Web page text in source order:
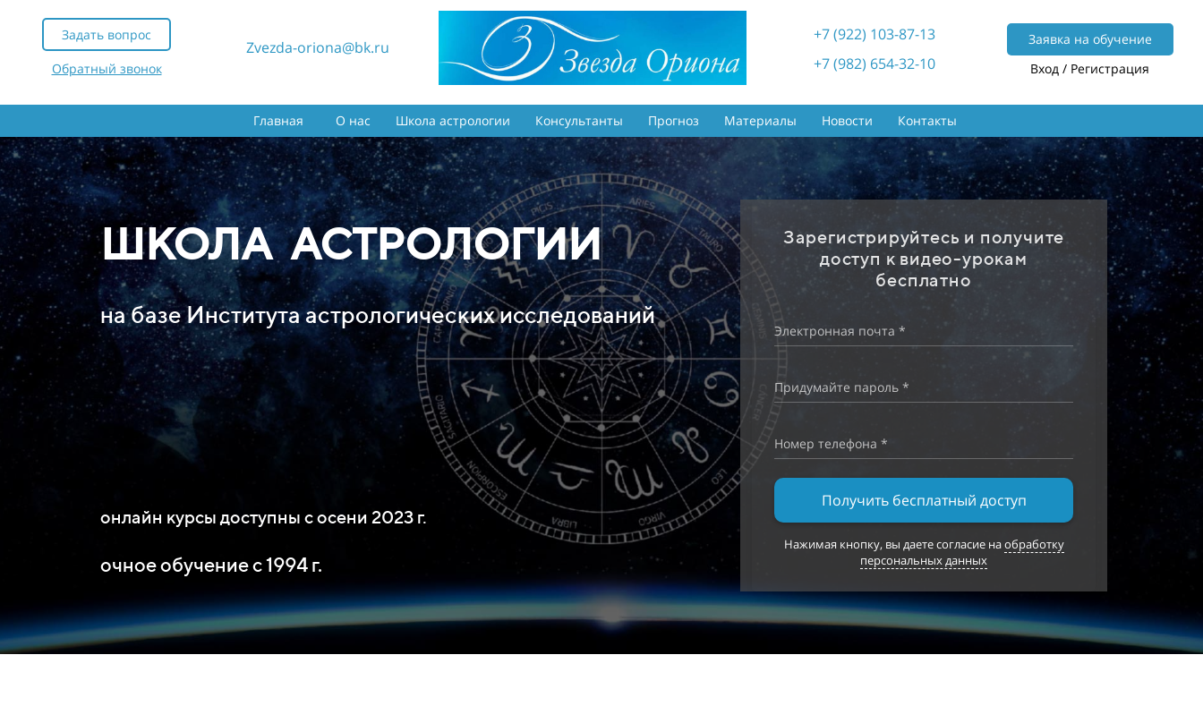
Задать вопрос
Обратный звонок
Zvezda-oriona@bk.ru
+7 (922) 103-87-13
+7 (982) 654-32-10
Заявка на обучение
Вход / Регистрация
Главная О нас Школа астрологии Консультанты Прогноз Материалы Новости Контакты
ШКОЛА АСТРОЛОГИИ
на базе Института астрологических исследований
онлайн курсы доступны с осени 2023 г.
очное обучение с 1994 г.
Зарегистрируйтесь и получите
доступ к видео-урокам
бесплатно
Электронная почта *
Придумайте пароль *
Номер телефона *
Получить бесплатный доступ
Нажимая кнопку, вы даете согласие наобработку
персональных данных